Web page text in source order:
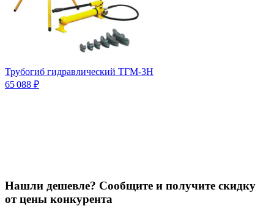
Трубогиб гидравлический ТГМ-3Н
65 088 ₽
Нашли дешевле? Сообщите и получите скидку
от цены конкурента